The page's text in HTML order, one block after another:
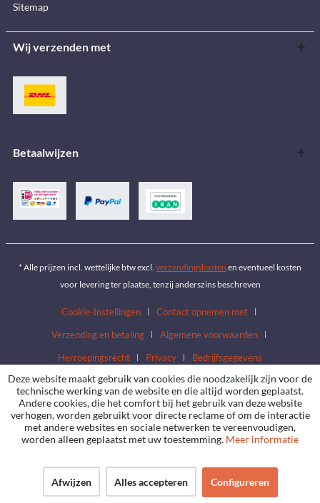
Sitemap
Wij verzenden met
Betaalwijzen
* Alle prijzen incl. wettelijke btw excl. verzendingskosten en eventueel kosten
voor levering ter plaatse, tenzij anderszins beschreven
Cookie-Instellingen
Contact opnemen met
Verzending en betaling
Algemene voorwaarden
Herroepingsrecht
Privacy Bedrijfsgegevens
Deze website maakt gebruik van cookies die noodzakelijk zijn voor de
technische werking van de website en die altijd worden geplaatst.
Andere cookies, die het comfort bij het gebruik van deze website
verhogen, worden gebruikt voor directe reclame of om de interactie
met andere websites en sociale netwerken te vereenvoudigen,
worden alleen geplaatst met uw toestemming. Meer informatie
Afwijzen Alles accepteren Configureren